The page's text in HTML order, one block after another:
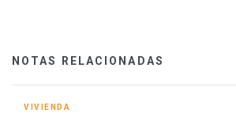
NOTAS RELACIONADAS
VIVIENDA